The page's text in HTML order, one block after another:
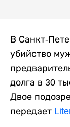
В Санкт-
убийство
долга в 30
Двое
передает